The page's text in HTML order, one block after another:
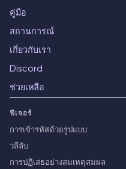
คู่มือ
สถานการณ์
เกี่ยวกับเรา
Discord
ช่วยเหลือ
ฟีเจอร์
การเข้ารหัสด้วยรูปแบบ
วลีลับ
การปฏิเสธอย่างสมเหตุสมผล